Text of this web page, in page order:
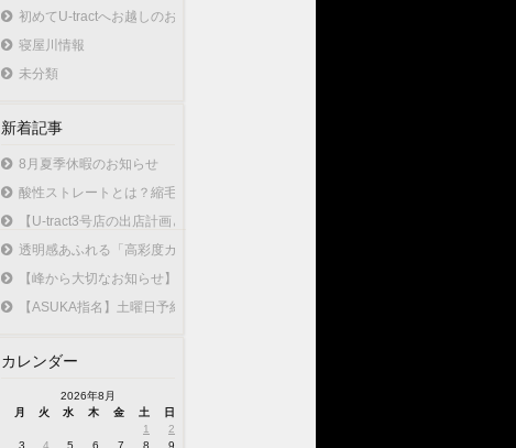
初めてU-tractへお越しのお客様へ…
寝屋川情報
未分類
新着記事
8月夏季休暇のお知らせ
酸性ストレートとは？縮毛矯正との違いやU-tractの酸性ストレートが選ばれている
【U-tract3号店の出店計画と今後の渡辺の出勤店舗について】
透明感あふれる「高彩度カラー」が人気！大人女性が選ぶこの夏最旬のヘアカラー
【峰から大切なお知らせ】10月1日から新店舗U-tractNorthGardenへ異動いたしま
【ASUKA指名】土曜日予約が可能になりました！
カレンダー
2026年8月
月
火 水 木 金 土 日
1
2
3
4 5 6 7 8
9